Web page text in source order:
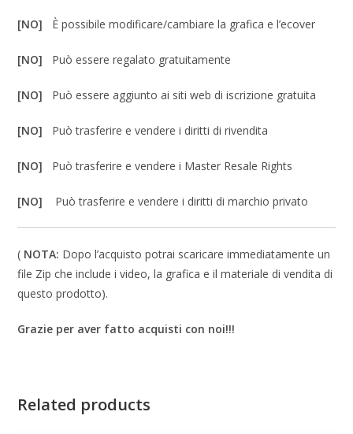
[NO] È possibile modificare/cambiare la grafica e l’ecover
[NO] Può essere regalato gratuitamente
[NO] Può essere aggiunto ai siti web di iscrizione gratuita
[NO] Può trasferire e vendere i diritti di rivendita
[NO] Può trasferire e vendere i Master Resale Rights
[NO] Può trasferire e vendere i diritti di marchio privato
( NOTA: Dopo l’acquisto potrai scaricare immediatamente un
file Zip che include i video, la grafica e il materiale di vendita di
questo prodotto).
Grazie per aver fatto acquisti con noi!!!
Related products